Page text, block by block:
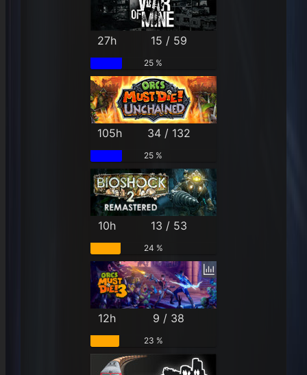
27h 15 / 59
25 %
105h 34 / 132
25 %
10h 13 / 53
24 %
12h 9 / 38
23 %